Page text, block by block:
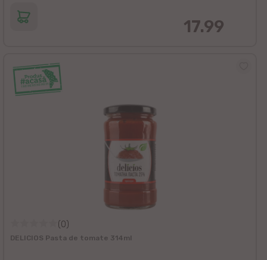
17.99
(0)
DELICIOS Pasta de tomate 314ml